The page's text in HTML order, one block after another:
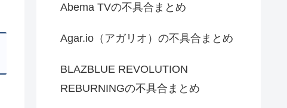
Abema TVの不具合まとめ
Agar.io（アガリオ）の不具合まとめ
BLAZBLUE REVOLUTION
REBURNINGの不具合まとめ